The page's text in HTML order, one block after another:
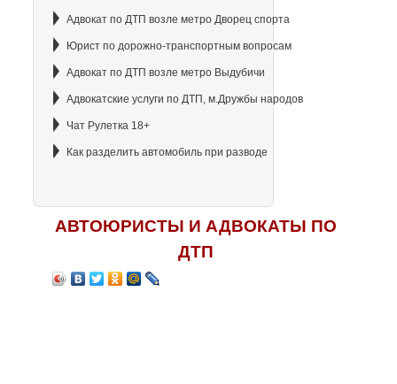
Адвокат по ДТП возле метро Дворец спорта
Юрист по дорожно-транспортным вопросам
Адвокат по ДТП возле метро Выдубичи
Адвокатские услуги по ДТП, м.Дружбы народов
Чат Рулетка 18+
Как разделить автомобиль при разводе
АВТОЮРИСТЫ И АДВОКАТЫ ПО
ДТП